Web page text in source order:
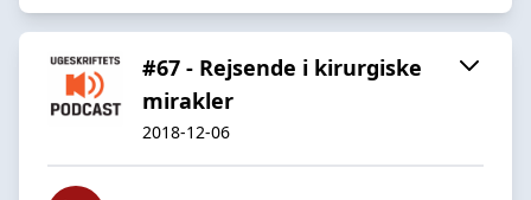
#67 - Rejsende i kirurgiske
mirakler
2018-12-06